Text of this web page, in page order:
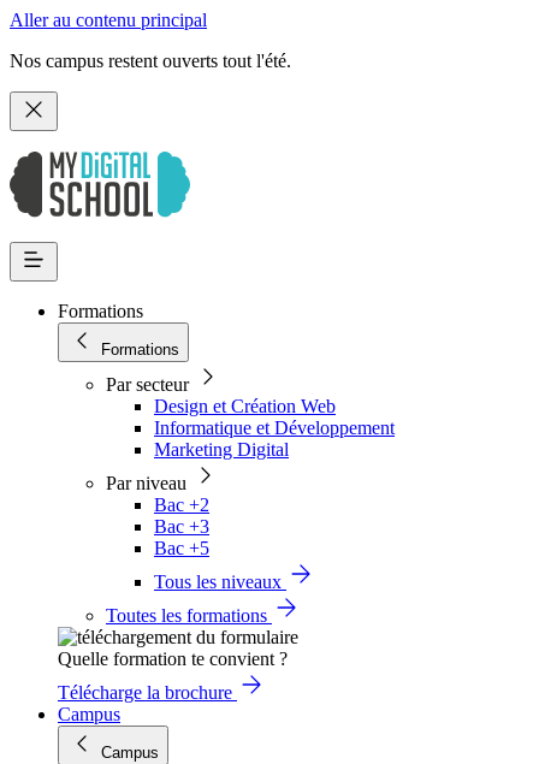
Aller au contenu principal
Nos campus restent ouverts tout l'été.
Formations
Formations
Par secteur
Design et Création Web
Informatique et Développement
Marketing Digital
Par niveau
Bac +2
Bac +3
Bac +5
Tous les niveaux
Toutes les formations
Quelle formation te convient ?
Télécharge la brochure
Campus
Campus